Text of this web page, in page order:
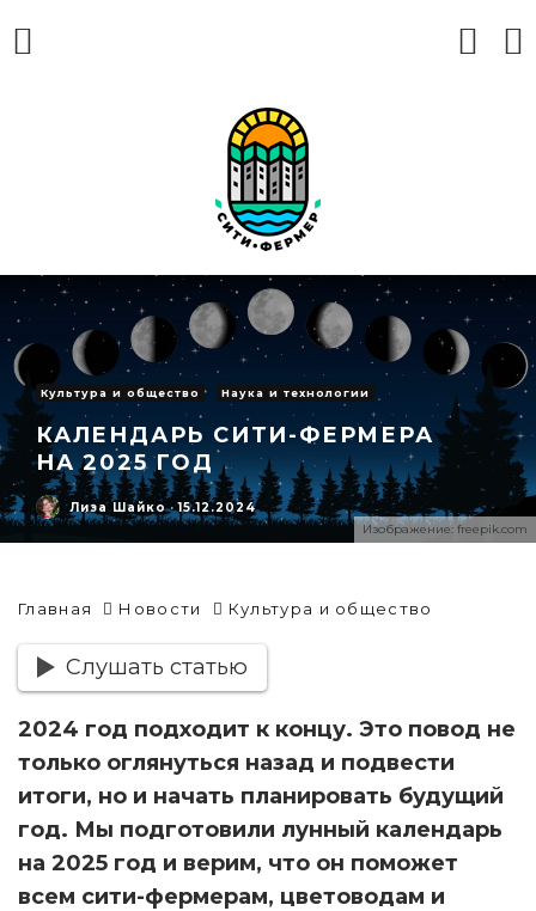
Изображение: freepik.com
Культура и общество Наука и технологии
КАЛЕНДАРЬ СИТИ-ФЕРМЕРА
НА 2025 ГОД
Лиза Шайко · 15.12.2024
Главная Новости Культура и общество
Слушать статью
2024 год подходит к концу. Это повод не
только оглянуться назад и подвести
итоги, но и начать планировать будущий
год. Мы подготовили лунный календарь
на 2025 год и верим, что он поможет
всем сити-фермерам, цветоводам и